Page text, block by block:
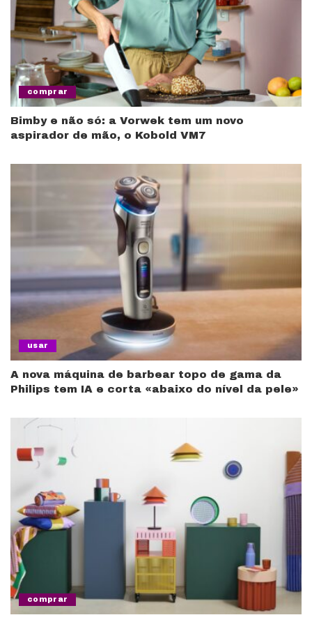
comprar
Bimby e não só: a Vorwek tem um novo
aspirador de mão, o Kobold VM7
usar
A nova máquina de barbear topo de gama da
Philips tem IA e corta «abaixo do nível da pele»
comprar